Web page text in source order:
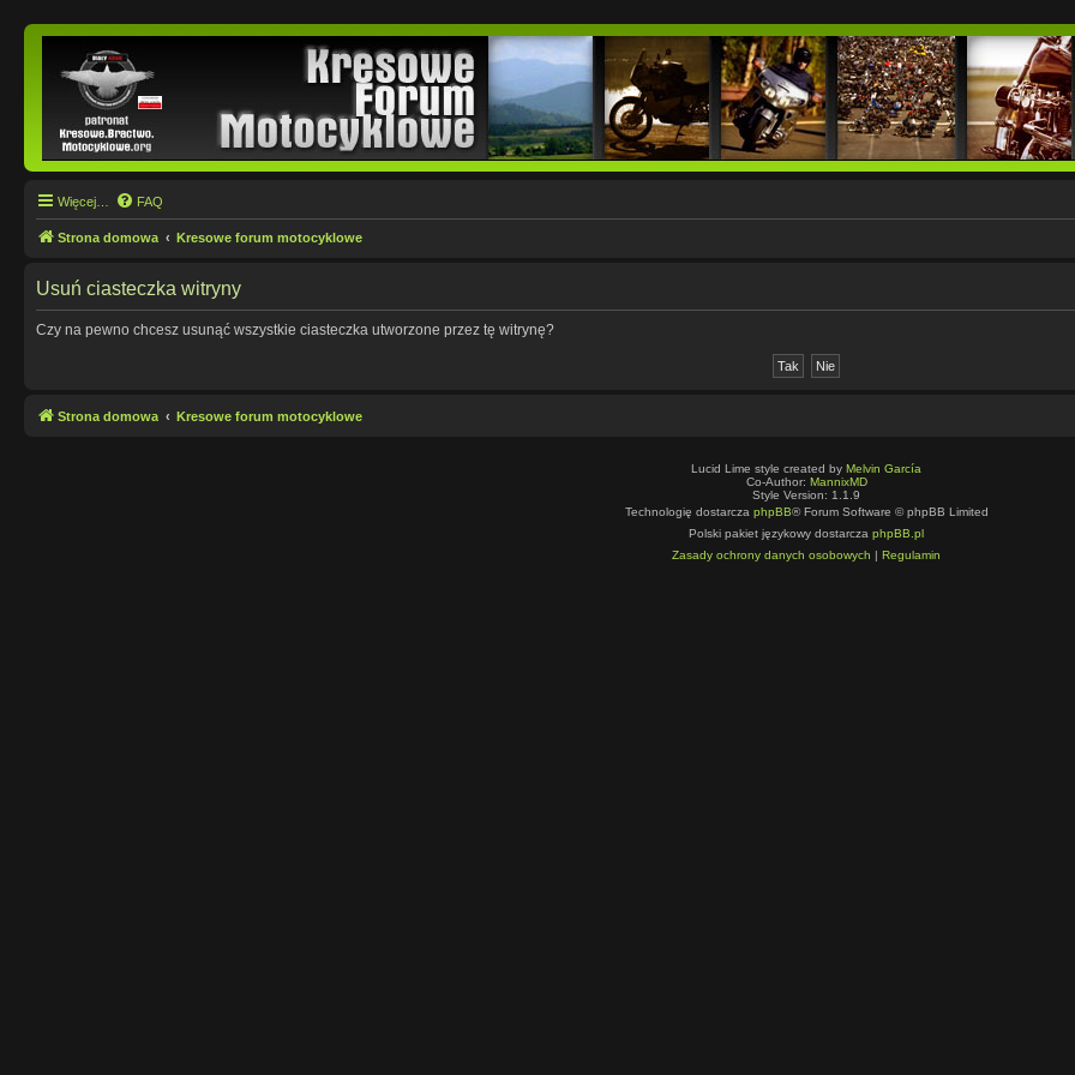
Więcej… FAQ
Strona domowa Kresowe forum motocyklowe
Usuń ciasteczka witryny
Czy na pewno chcesz usunąć wszystkie ciasteczka utworzone przez tę witrynę?
Strona domowa Kresowe forum motocyklowe
Lucid Lime style created by Melvin García
Co-Author: MannixMD
Style Version: 1.1.9
Technologię dostarcza phpBB® Forum Software © phpBB Limited
Polski pakiet językowy dostarcza phpBB.pl
Zasady ochrony danych osobowych | Regulamin